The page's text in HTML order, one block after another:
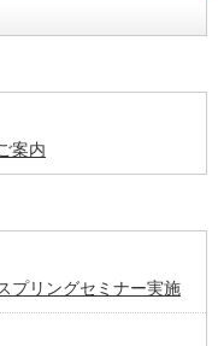
案内
プリングセミナー実施